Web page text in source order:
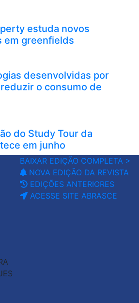
estuda novos
em greenfields
desenvolvidas por
o consumo de
do Study Tour da
em junho
BAIXAR EDIÇÃO COMPLETA >
NOVA EDIÇÃO DA REVISTA
EDIÇÕES ANTERIORES
ACESSE SITE ABRASCE